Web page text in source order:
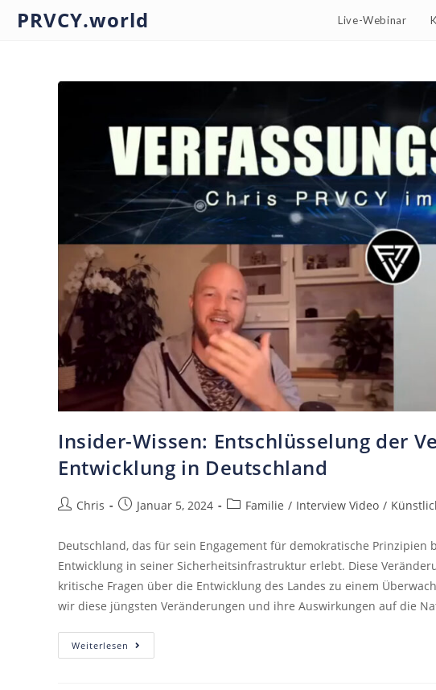
PRVCY.world Live-Webinar
Insider-Wissen: Entschlüsselung der
Entwicklung in Deutschland
Chris Januar 5, 2024 Familie / Interview Video /
Deutschland, das für sein Engagement für demokratische
Entwicklung in seiner Sicherheitsinfrastruktur erlebt. Diese
kritische Fragen über die Entwicklung des Landes zu einem
wir diese jüngsten Veränderungen und ihre Auswirkungen auf die
Weiterlesen